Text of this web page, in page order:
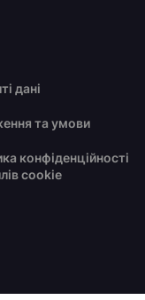
дані
та умови
конфіденційності
cookie